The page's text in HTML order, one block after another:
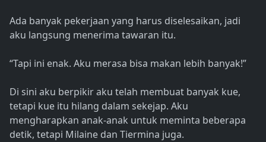
Ada banyak pekerjaan yang harus diselesaikan, jadi
aku langsung menerima tawaran itu.
“Tapi ini enak. Aku merasa bisa makan lebih banyak!”
Di sini aku berpikir aku telah membuat banyak kue,
tetapi kue itu hilang dalam sekejap. Aku
mengharapkan anak-anak untuk meminta beberapa
detik, tetapi Milaine dan Tiermina juga.